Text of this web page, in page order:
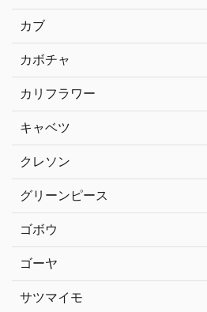
カブ
カボチャ
カリフラワー
キャベツ
クレソン
グリーンピース
ゴボウ
ゴーヤ
サツマイモ